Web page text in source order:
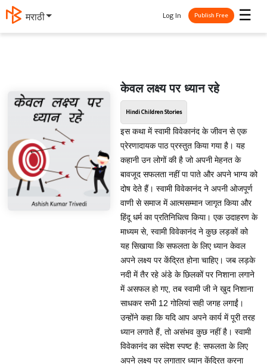
मराठी ☰
Log In Publish Free
केवल लक्ष्य पर ध्यान रहे
Hindi Children Stories
इस कथा में स्वामी विवेकानंद के जीवन से एक
प्रेरणादायक पाठ प्रस्तुत किया गया है। यह
कहानी उन लोगों की है जो अपनी मेहनत के
बावजूद सफलता नहीं पा पाते और अपने भाग्य को
दोष देते हैं। स्वामी विवेकानंद ने अपनी ओजपूर्ण
वाणी से समाज में आत्मसम्मान जागृत किया और
हिंदू धर्म का प्रतिनिधित्व किया। एक उदाहरण के
माध्यम से, स्वामी विवेकानंद ने कुछ लड़कों को
यह सिखाया कि सफलता के लिए ध्यान केवल
अपने लक्ष्य पर केंद्रित होना चाहिए। जब लड़के
नदी में तैर रहे अंडे के छिलकों पर निशाना लगाने
में असफल हो गए, तब स्वामी जी ने खुद निशाना
साधकर सभी 12 गोलियां सही जगह लगाईं।
उन्होंने कहा कि यदि आप अपने कार्य में पूरी तरह
ध्यान लगाते हैं, तो असंभव कुछ नहीं है। स्वामी
विवेकानंद का संदेश स्पष्ट है: सफलता के लिए
अपने लक्ष्य पर लगातार ध्यान केंद्रित करना